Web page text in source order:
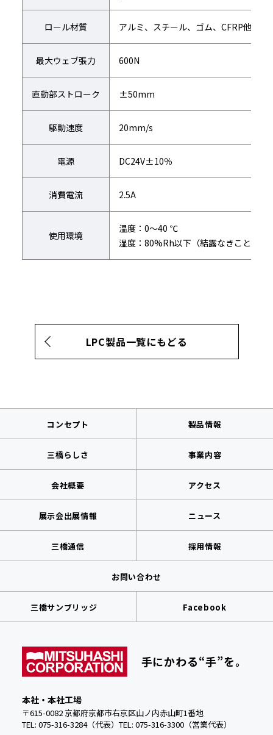
ロール材質 アルミ、スチール、ゴム、CFRP他
最大ウェブ張力 600N
直動部ストローク ±50mm
駆動速度 20mm/s
電源 DC24V±10％
消費電流 2.5A
使用環境
温度：0～40 ℃
湿度：80%Rh以下（結露なきこと）
LPC製品一覧にもどる
コンセプト 製品情報
三橋らしさ 事業内容
会社概要 アクセス
展示会出展情報 ニュース
三橋通信 採用情報
お問い合わせ
三橋サンブリッジ Facebook
手にかわる“手”を。
本社・本社工場
〒615-0082 京都府京都市右京区山ノ内赤山町1番地
TEL: 075-316-3284（代表） TEL: 075-316-3300（営業代表）